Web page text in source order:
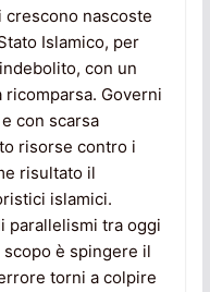
nascoste
Islamico, per
con un
Governi
con scarsa
risorse contro i
risultato il
islamici.
parallelismi tra oggi
è spingere il
torni a colpire